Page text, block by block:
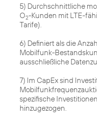
5) Durchschnittliche
O2-Kunden mit LTE-
Tarife).
6) Definiert als die
Mobilfunk-
ausschließliche
7) Im CapEx sind
spezifische
hinzugezogen.